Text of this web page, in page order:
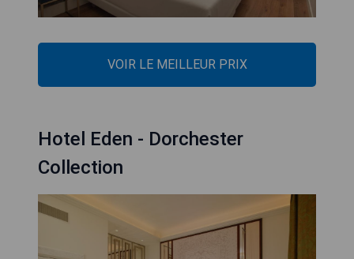
VOIR LE MEILLEUR PRIX
Hotel Eden - Dorchester
Collection